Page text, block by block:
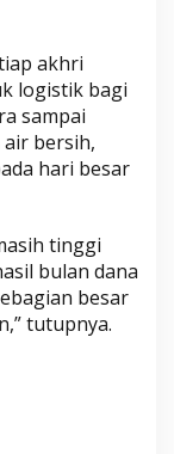
akhri
logistik bagi
sampai
air bersih,
hari besar
tinggi
bulan dana
besar
tutupnya.